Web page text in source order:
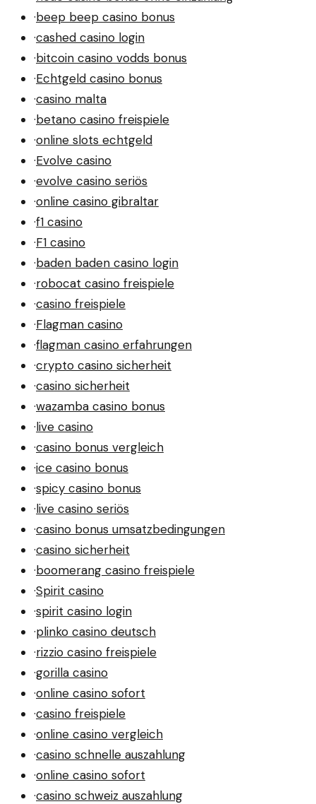
·beep beep casino bonus
·cashed casino login
·bitcoin casino vodds bonus
·Echtgeld casino bonus
·casino malta
·betano casino freispiele
·online slots echtgeld
·Evolve casino
·evolve casino seriös
·online casino gibraltar
·f1 casino
·F1 casino
·baden baden casino login
·robocat casino freispiele
·casino freispiele
·Flagman casino
·flagman casino erfahrungen
·crypto casino sicherheit
·casino sicherheit
·wazamba casino bonus
·live casino
·casino bonus vergleich
·ice casino bonus
·spicy casino bonus
·live casino seriös
·casino bonus umsatzbedingungen
·casino sicherheit
·boomerang casino freispiele
·Spirit casino
·spirit casino login
·plinko casino deutsch
·rizzio casino freispiele
·gorilla casino
·online casino sofort
·casino freispiele
·online casino vergleich
·casino schnelle auszahlung
·online casino sofort
·casino schweiz auszahlung